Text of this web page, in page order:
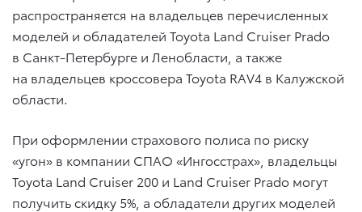
распространяется на владельцев перечисленных
моделей и обладателей Toyota Land Cruiser Prado
в Санкт-Петербурге и Ленобласти, а также
на владельцев кроссовера Toyota RAV4 в Калужской
области.
При оформлении страхового полиса по риску
«угон» в компании СПАО «Ингосстрах», владельцы
Toyota Land Cruiser 200 и Land Cruiser Prado могут
получить скидку 5%, а обладатели других моделей